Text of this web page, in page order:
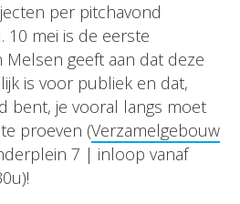
per pitchavond
10 mei is de eerste
Melsen geeft aan dat deze
is voor publiek en dat,
bent, je vooral langs moet
proeven (Verzamelgebouw
7 | inloop vanaf